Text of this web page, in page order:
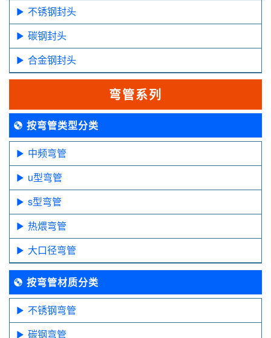
不锈钢封头
碳钢封头
合金钢封头
弯管系列
按弯管类型分类
中频弯管
u型弯管
s型弯管
热煨弯管
大口径弯管
按弯管材质分类
不锈钢弯管
碳钢弯管